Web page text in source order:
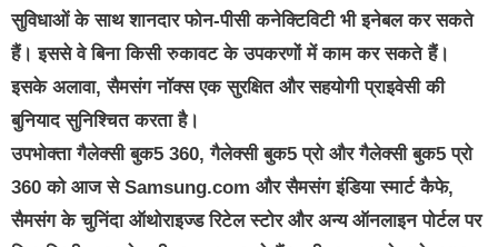
सुविधाओं के साथ शानदार फोन-पीसी कनेक्टिविटी भी इनेबल कर सकते
हैं। इससे वे बिना किसी रुकावट के उपकरणों में काम कर सकते हैं।
इसके अलावा, सैमसंग नॉक्स एक सुरक्षित और सहयोगी प्राइवेसी की
बुनियाद सुनिश्चित करता है।
उपभोक्ता गैलेक्सी बुक5 360, गैलेक्सी बुक5 प्रो और गैलेक्सी बुक5 प्रो
360 को आज से Samsung.com और सैमसंग इंडिया स्मार्ट कैफे,
सैमसंग के चुनिंदा ऑथोराइज्‍ड रिटेल स्टोर और अन्य ऑनलाइन पोर्टल पर